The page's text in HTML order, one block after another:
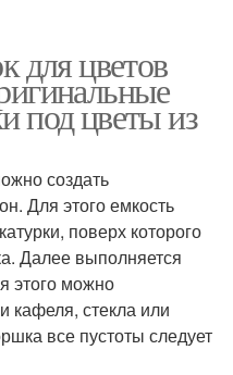
для цветов
под цветы из
создать
Для этого емкость
поверх которого
Далее выполняется
этого можно
кафеля, стекла или
все пустоты следует